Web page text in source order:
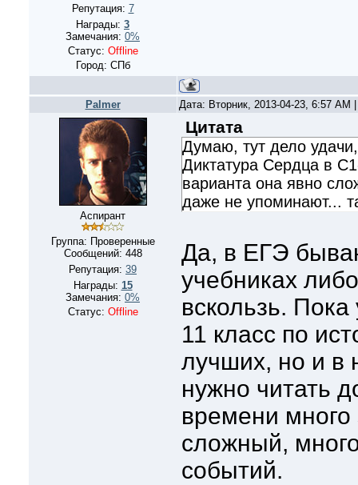
Репутация: 7
Награды: 3
Замечания: 0%
Статус: Offline
Город: СПб
Palmer Дата: Вторник, 2013-04-23, 6:57
Аспирант
Группа: Проверенные
Сообщений: 448
Репутация: 39
Награды: 15
Замечания: 0%
Статус: Offline
Цитата
Думаю, тут дело
Диктатура Сердца в
варианта она явно
даже не упоминают...
Да, в ЕГЭ
учебниках
вскользь. Пока
11 класс по
лучших, но и в
нужно читать
времени
сложный,
событий.